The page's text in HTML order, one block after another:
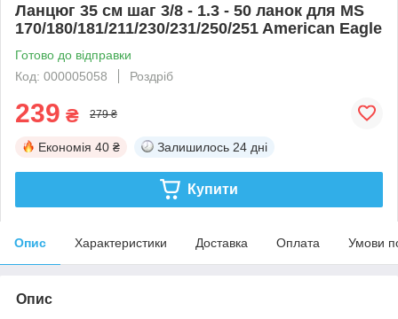
Ланцюг 35 см шаг 3/8 - 1.3 - 50 ланок для MS
170/180/181/211/230/231/250/251 American Eagle
Готово до відправки
Код: 000005058
Роздріб
239 ₴ 279 ₴
Економія 40 ₴ Залишилось 24 дні
Купити
Опис Характеристики Доставка Оплата Умови
Опис